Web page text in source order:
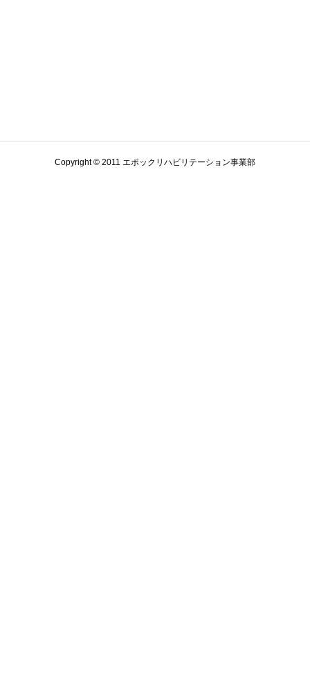
Copyright © 2011 エポックリハビリテーション事業部